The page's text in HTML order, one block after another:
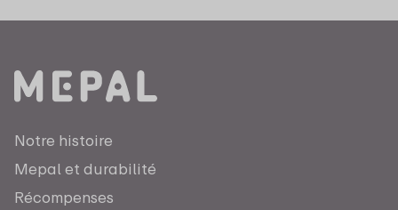
Notre histoire
Mepal et durabilité
Récompenses